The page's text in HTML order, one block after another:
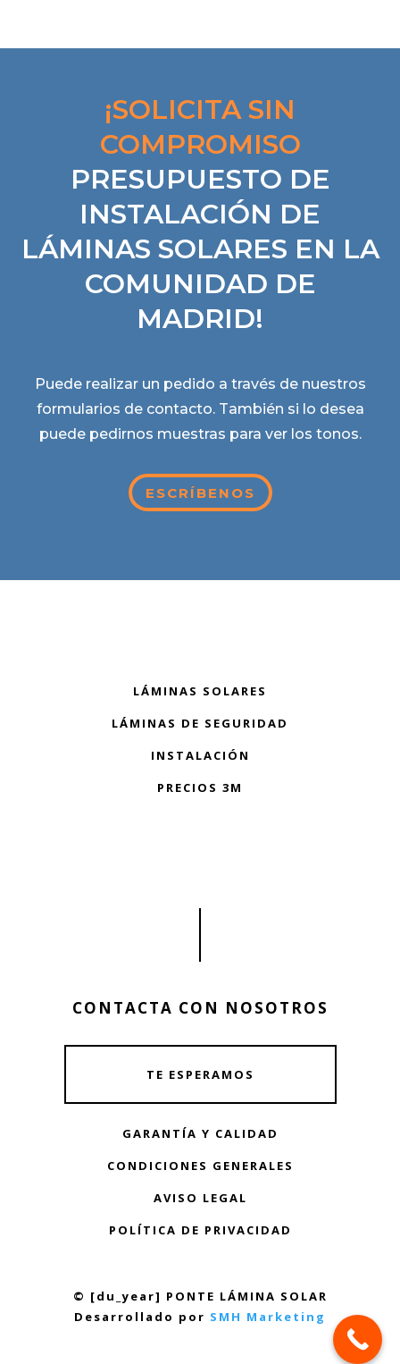
¡SOLICITA SIN
COMPROMISO
PRESUPUESTO DE
INSTALACIÓN DE
LÁMINAS SOLARES EN LA
COMUNIDAD DE
MADRID!
Puede realizar un pedido a través de nuestros
formularios de contacto. También si lo desea
puede pedirnos muestras para ver los tonos.
ESCRÍBENOS
LÁMINAS SOLARES
LÁMINAS DE SEGURIDAD
INSTALACIÓN
PRECIOS 3M
CONTACTA CON NOSOTROS
TE ESPERAMOS
GARANTÍA Y CALIDAD
CONDICIONES GENERALES
AVISO LEGAL
POLÍTICA DE PRIVACIDAD
© [du_year] PONTE LÁMINA SOLAR
Desarrollado por SMH Marketing